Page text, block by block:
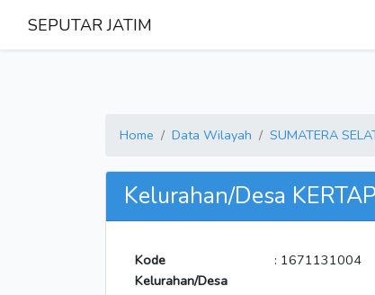
SEPUTAR JATIM
Home Data Wilayah SUMATERA
Kelurahan/Desa
Kode
Kelurahan/Desa
: 1671131004